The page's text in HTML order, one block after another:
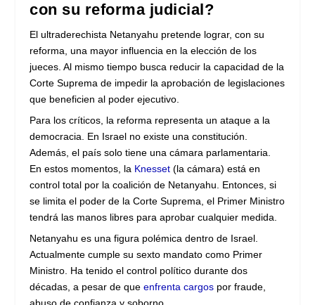
con su reforma judicial?
El ultraderechista Netanyahu pretende lograr, con su
reforma, una mayor influencia en la elección de los
jueces. Al mismo tiempo busca reducir la capacidad de la
Corte Suprema de impedir la aprobación de legislaciones
que beneficien al poder ejecutivo.
Para los críticos, la reforma representa un ataque a la
democracia. En Israel no existe una constitución.
Además, el país solo tiene una cámara parlamentaria.
En estos momentos, la Knesset (la cámara) está en
control total por la coalición de Netanyahu. Entonces, si
se limita el poder de la Corte Suprema, el Primer Ministro
tendrá las manos libres para aprobar cualquier medida.
Netanyahu es una figura polémica dentro de Israel.
Actualmente cumple su sexto mandato como Primer
Ministro. Ha tenido el control político durante dos
décadas, a pesar de queenfrenta cargos por fraude,